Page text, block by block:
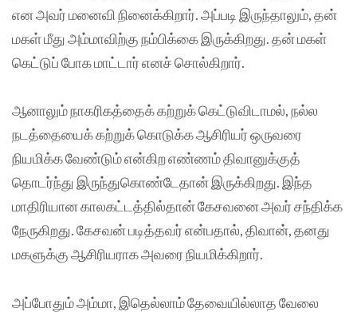
என அவர் மனைவி நினைக்கிறார். அப்படி இருந்தாலும், தன்
மகள் மீது அம்மாவிற்கு நம்பிக்கை இருக்கிறது. தன் மகள்
கெட்டுப் போக மாட்டார் எனச் சொல்கிறார்.
ஆனாலும் நாகரிகத்தைக் கற்றுக் கெட்டுவிடாமல், நல்ல
நடத்தையைக் கற்றுக் கொடுக்க ஆசிரியர் ஒருவரை
நியமிக்க வேண்டும் என்கிற எண்ணம் திவானுக்குத்
தொடர்ந்து இருந்துகொண்டேதான் இருக்கிறது. இந்த
மாதிரியான காலகட்டத்தில்தான் கேசவனை அவர் சந்திக்க
நேருகிறது. கேசவன் படித்தவர் என்பதால், திவான், தனது
மகளுக்கு ஆசிரியராக அவரை நியமிக்கிறார்.
அப்போதும் அம்மா, இதெல்லாம் தேவையில்லாத வேலை